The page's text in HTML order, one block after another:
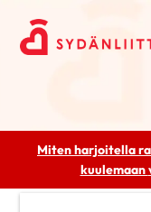
Miten harjoitella
kuulemaan